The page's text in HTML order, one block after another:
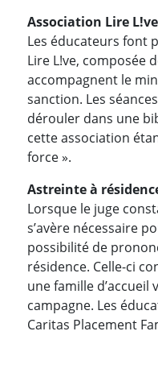
Association Lire L!ve
Les éducateurs font
Lire L!ve, composée
accompagnent le
sanction. Les
dérouler dans une
cette association
force ».
Astreinte à
Lorsque le juge
s’avère nécessaire
possibilité de
résidence. Celle-ci
une famille d’accueil
campagne. Les
Caritas Placement